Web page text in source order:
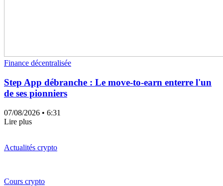
Finance décentralisée
Step App débranche : Le move-to-earn enterre l'un
de ses pionniers
07/08/2026 • 6:31
Lire plus
Actualités crypto
Cours crypto